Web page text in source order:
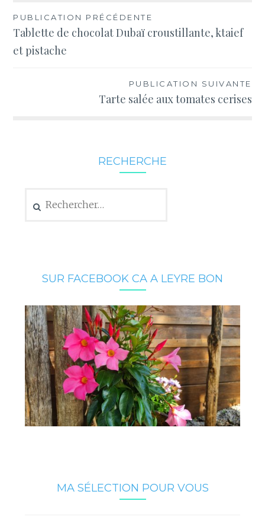
Navigation
de
l’article
PUBLICATION PRÉCÉDENTE
Tablette de chocolat Dubaï croustillante, ktaief
et pistache
PUBLICATION SUIVANTE
Tarte salée aux tomates cerises
RECHERCHE
SUR FACEBOOK CA A LEYRE BON
MA SÉLECTION POUR VOUS